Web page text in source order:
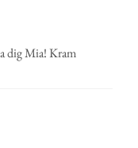
dig Mia! Kram